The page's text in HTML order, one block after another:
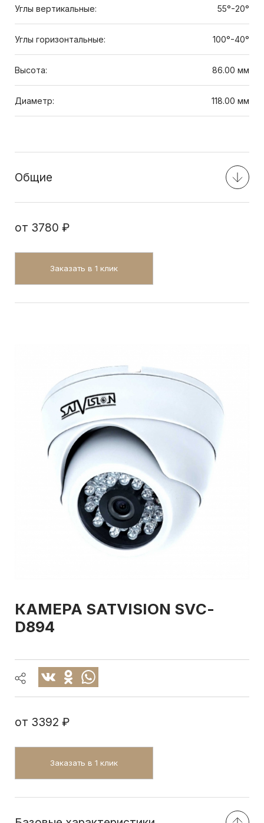
Углы вертикальные: 55°-20°
Углы горизонтальные: 100°-40°
Высота: 86.00 мм
Диаметр: 118.00 мм
Общие
от 3780 ₽
Заказать в 1 клик
КАМЕРА SATVISION SVС-
D894
от 3392 ₽
Заказать в 1 клик